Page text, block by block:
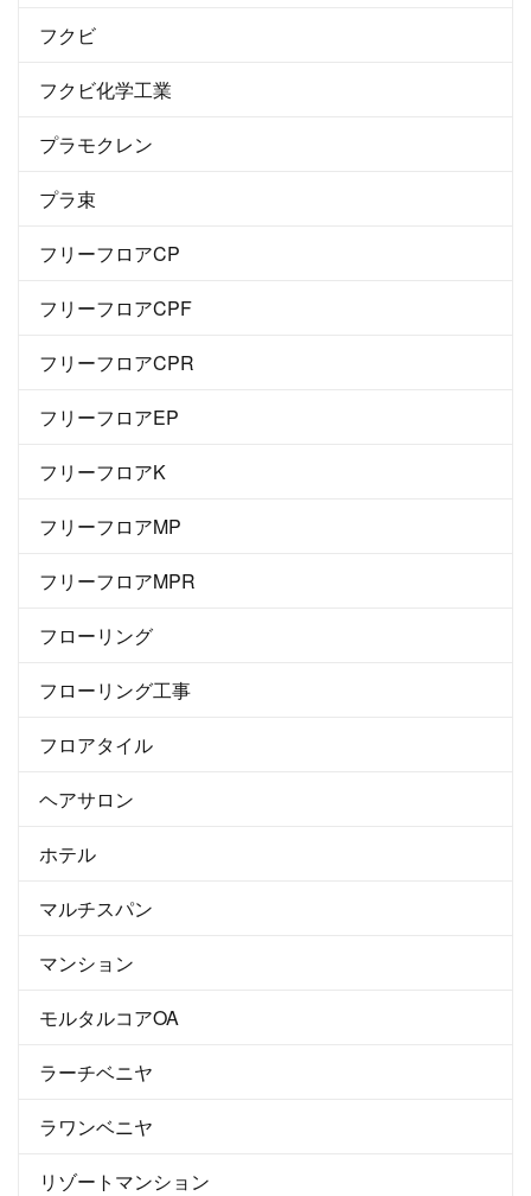
フクビ
フクビ化学工業
プラモクレン
プラ束
フリーフロアCP
フリーフロアCPF
フリーフロアCPR
フリーフロアEP
フリーフロアK
フリーフロアMP
フリーフロアMPR
フローリング
フローリング工事
フロアタイル
ヘアサロン
ホテル
マルチスパン
マンション
モルタルコアOA
ラーチベニヤ
ラワンベニヤ
リゾートマンション